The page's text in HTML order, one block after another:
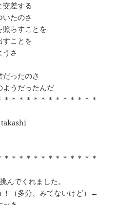
差する
たのさ
らすことを
ことを
さ
ったのさ
うだったんだ
＊＊＊＊＊＊＊＊＊＊＊＊
takashi
＊＊＊＊＊＊＊＊＊＊＊＊
んでくれました。
！（多分、みてないけど）←